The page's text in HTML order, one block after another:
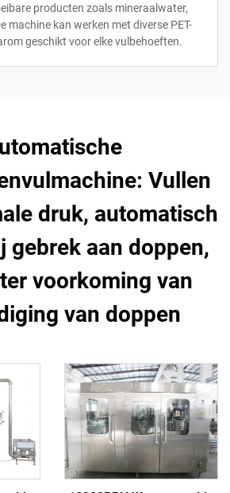
producten zoals mineraalwater,
machine kan werken met diverse PET-
geschikt voor elke vulbehoeften.
Vullen
druk, automatisch
gebrek aan doppen,
voorkoming van
van doppen